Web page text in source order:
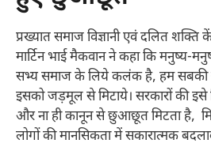
प्रख्यात समाज विज्ञानी एवं दलित
मार्टिन भाई मैकवान ने कहा कि मनुष्य-
सभ्य समाज के लिये कलंक है, हम सबकी
इसको जड़मूल से मिटाये। सरकारों की इसे
और ना ही कानून से छुआछूत मिटता है,
लोगों की मानसिकता में सकारात्मक